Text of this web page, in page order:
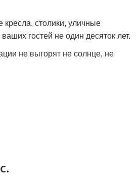
столики, уличные
гостей не один десяток лет.
не выгорят не солнце, не